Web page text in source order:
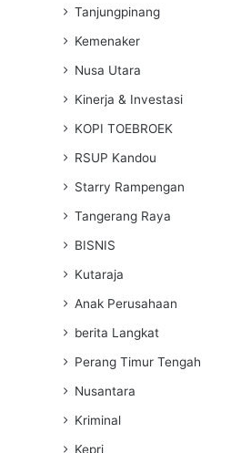
Tanjungpinang
Kemenaker
Nusa Utara
Kinerja & Investasi
KOPI TOEBROEK
RSUP Kandou
Starry Rampengan
Tangerang Raya
BISNIS
Kutaraja
Anak Perusahaan
berita Langkat
Perang Timur Tengah
Nusantara
Kriminal
Kepri